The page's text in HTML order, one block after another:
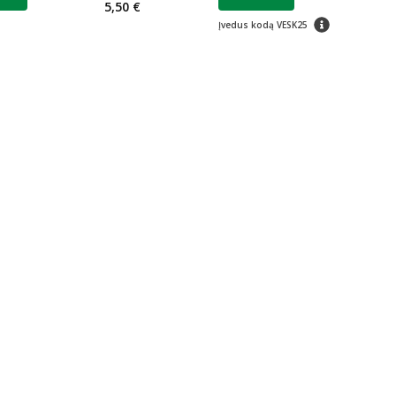
5,50 €
Įvedus kodą VESK25 patarimas